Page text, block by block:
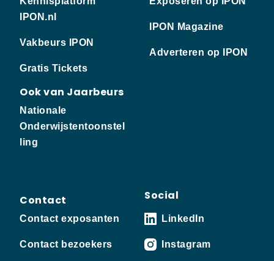
IPON.nl
Vakbeurs IPON
Gratis Tickets
Ook van Jaarbeurs
Nationale
Onderwijstentoonstel
ling
IPON Magazine
Adverteren op IPON
Contact
Contact exposanten
Contact bezoekers
Social
LinkedIn
Instagram